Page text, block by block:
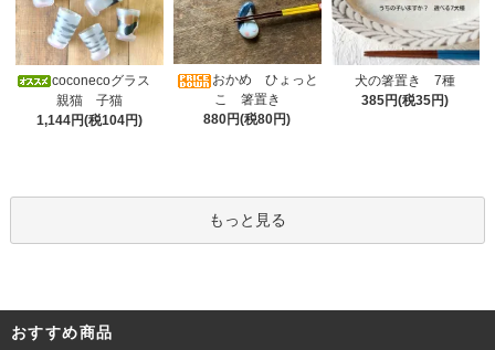
coconecoグラス
親猫 子猫
1,144円(税104円)
おかめ ひょっと
こ 箸置き
880円(税80円)
犬の箸置き 7種
385円(税35円)
もっと見る
おすすめ商品